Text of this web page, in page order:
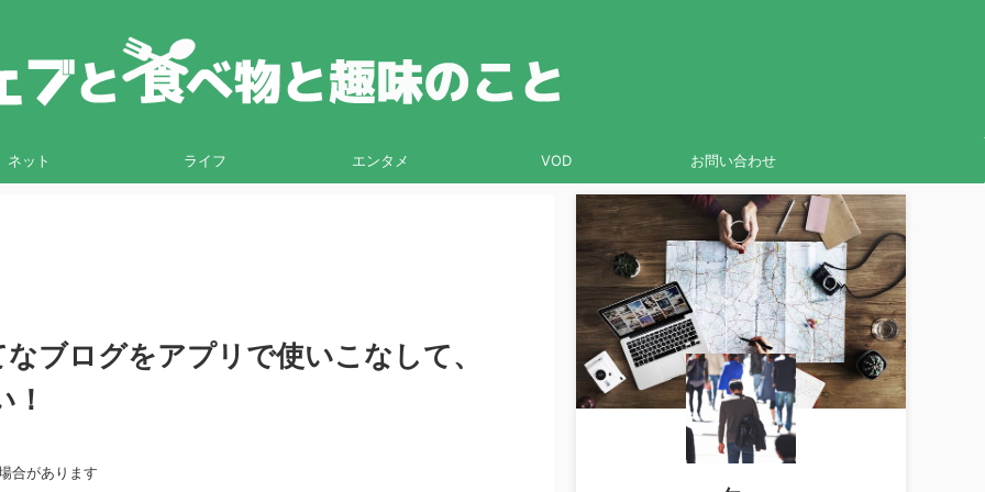
ネット ライフ エンタメ VOD お問い合わせ
ブログをアプリで使いこなして、
合があります